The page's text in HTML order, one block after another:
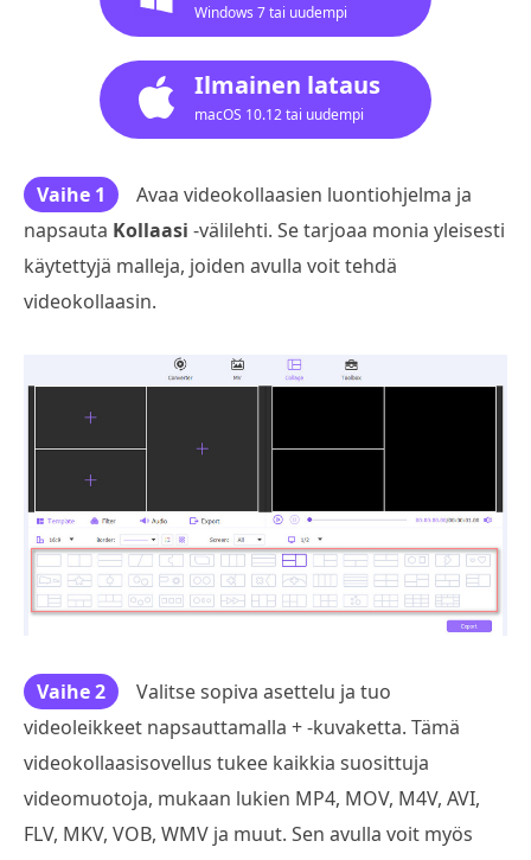
Windows 7 tai uudempi
Ilmainen lataus
macOS 10.12 tai uudempi
Vaihe 1
Avaa videokollaasien luontiohjelma ja
napsauta Kollaasi -välilehti. Se tarjoaa monia yleisesti
käytettyjä malleja, joiden avulla voit tehdä
videokollaasin.
Vaihe 2
Valitse sopiva asettelu ja tuo
videoleikkeet napsauttamalla + -kuvaketta. Tämä
videokollaasisovellus tukee kaikkia suosittuja
videomuotoja, mukaan lukien MP4, MOV, M4V, AVI,
FLV, MKV, VOB, WMV ja muut. Sen avulla voit myös